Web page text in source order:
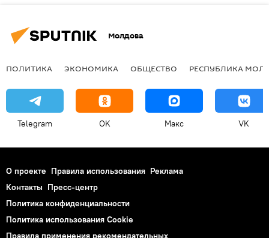
Молдова
ПОЛИТИКА ЭКОНОМИКА ОБЩЕСТВО РЕСПУБЛИКА
Telegram OK Макс VK
О проекте Правила использования Реклама
Контакты Пресс-центр
Политика конфиденциальности
Политика использования Cookie
Правила применения рекомендательных